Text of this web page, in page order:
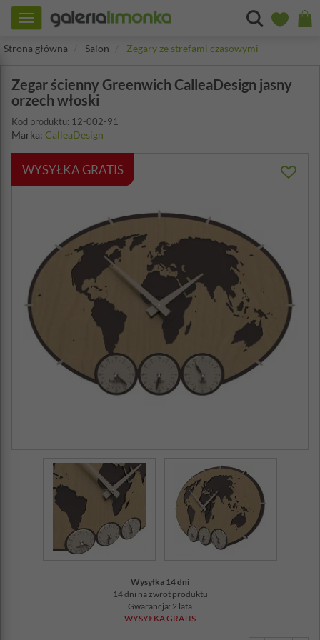
Toggle
navigation
Strona główna
Salon Zegary ze strefami czasowymi
Zegar ścienny Greenwich CalleaDesign jasny
orzech włoski
Kod produktu: 12-002-91
Marka: CalleaDesign
WYSYŁKA GRATIS
Wysyłka 14 dni
14 dni na zwrot produktu
Gwarancja: 2 lata
WYSYŁKA GRATIS